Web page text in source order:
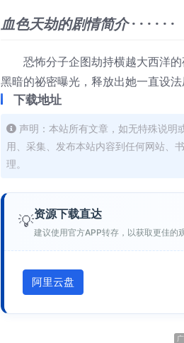
血色天劫的剧情简介· · · · · ·
恐怖分子企图劫持横越大西洋的
黑暗的祕密曝光，释放出她一直设法
下载地址
声明：本站所有文章，如无特殊说明
用、采集、发布本站内容到任何网站、
理。
💡资源下载直达
建议使用官方APP转存，以获取更佳的
阿里云盘